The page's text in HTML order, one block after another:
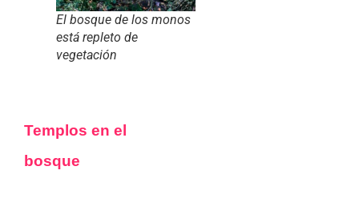
El bosque de los monos
está repleto de
vegetación
Templos en el
bosque